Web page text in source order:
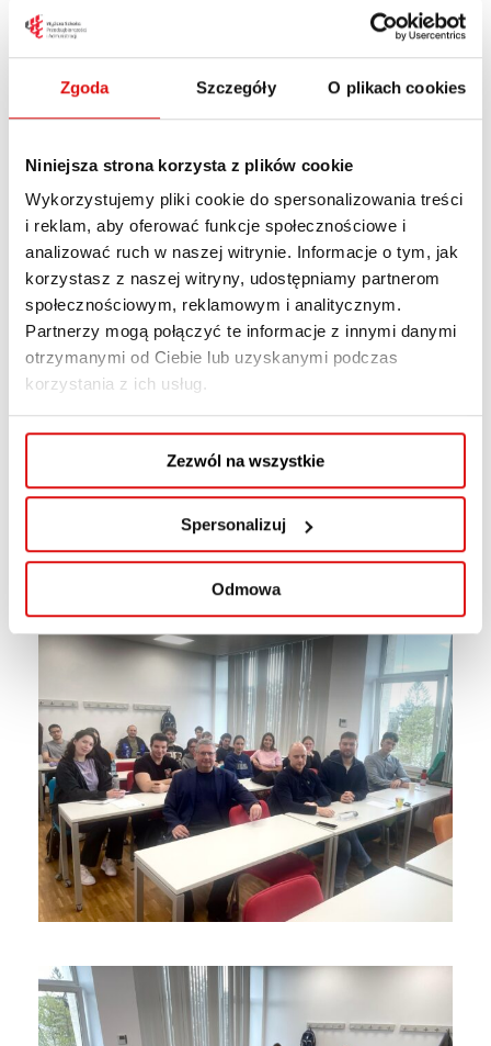
Zgoda Szczegóły O plikach cookies
Niniejsza strona korzysta z plików cookie
Wykorzystujemy pliki cookie do spersonalizowania treści
i reklam, aby oferować funkcje społecznościowe i
analizować ruch w naszej witrynie. Informacje o tym, jak
korzystasz z naszej witryny, udostępniamy partnerom
społecznościowym, reklamowym i analitycznym.
Partnerzy mogą połączyć te informacje z innymi danymi
otrzymanymi od Ciebie lub uzyskanymi podczas
korzystania z ich usług.
Zezwól na wszystkie
Spersonalizuj
Odmowa
wspiera jakość kształcenia opartą na dialogu,
wiedzy oraz międzynarodowej wymianie
doświadczeń.
współpracy międzynarodowej.